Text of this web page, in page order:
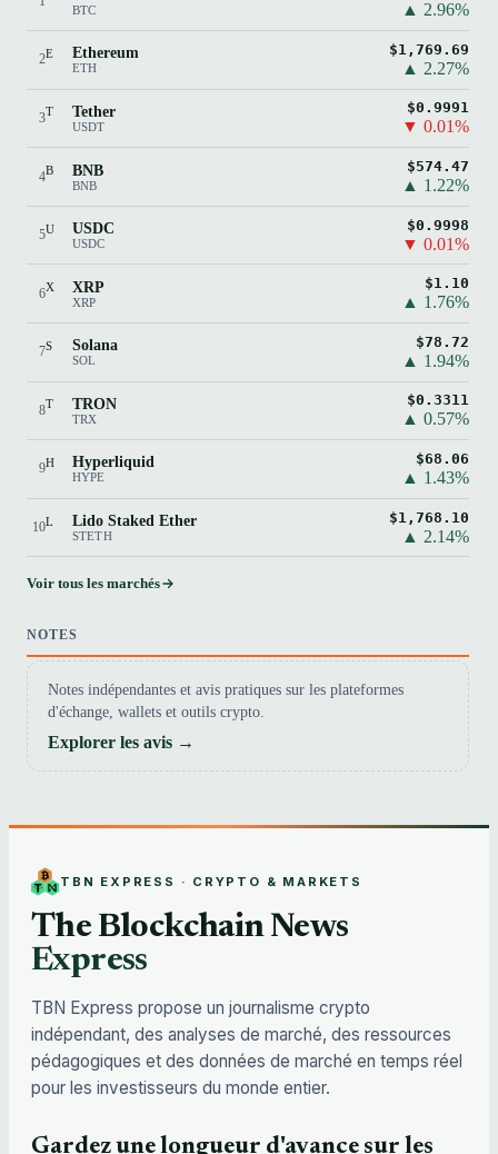
BTC ▲ 2.96%
2E Ethereum
ETH
$1,769.69
▲ 2.27%
3T Tether
USDT
$0.9991
▼ 0.01%
4B BNB
BNB
$574.47
▲ 1.22%
5U USDC
USDC
$0.9998
▼ 0.01%
6X XRP
XRP
$1.10
▲ 1.76%
7S Solana
SOL
$78.72
▲ 1.94%
8T TRON
TRX
$0.3311
▲ 0.57%
9H Hyperliquid
HYPE
$68.06
▲ 1.43%
10L Lido Staked Ether
STETH
$1,768.10
▲ 2.14%
Voir tous les marchés
NOTES
Notes indépendantes et avis pratiques sur les plateformes
d'échange, wallets et outils crypto.
Explorer les avis →
TBN EXPRESS · CRYPTO & MARKETS
The Blockchain News
Express
TBN Express propose un journalisme crypto
indépendant, des analyses de marché, des ressources
pédagogiques et des données de marché en temps réel
pour les investisseurs du monde entier.
Gardez une longueur d'avance sur les